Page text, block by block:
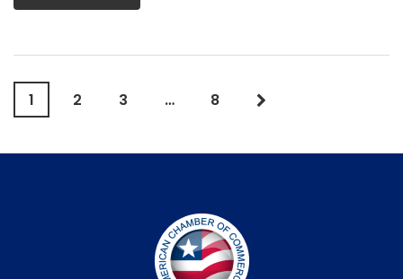
1 2 3 … 8